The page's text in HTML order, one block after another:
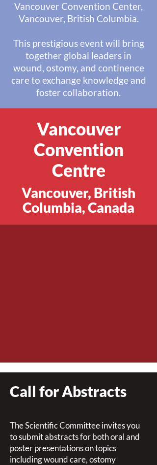
Vancouver Convention Center,
Vancouver, British Columbia.
This prestigious event will bring
together global leaders in
wound, ostomy, and continence
care to exchange knowledge and
foster collaboration.
Vancouver
Convention
Centre
Vancouver, British
Columbia, Canada
Call for Abstracts
The Scientific Committee invites you
to submit abstracts for both oral and
poster presentations on topics
including wound care, ostomy